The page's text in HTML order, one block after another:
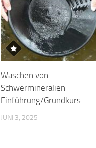
Waschen von
Schwermineralien
Einführung/Grundkurs
JUNI 3, 2025